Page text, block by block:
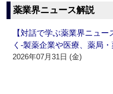
薬業界ニュース解説
【対話で学ぶ薬業界ニュ
く‐製薬企業や医療、薬局
2026年07月31日 (金)